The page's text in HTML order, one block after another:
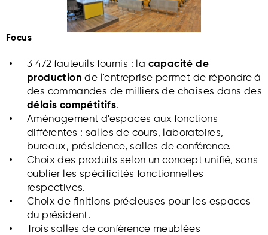
Focus
3 472 fauteuils fournis : la capacité de
production de l'entreprise permet de répondre à
des commandes de milliers de chaises dans des
délais compétitifs.
Aménagement d'espaces aux fonctions
différentes : salles de cours, laboratoires,
bureaux, présidence, salles de conférence.
Choix des produits selon un concept unifié, sans
oublier les spécificités fonctionnelles
respectives.
Choix de finitions précieuses pour les espaces
du président.
Trois salles de conférence meublées